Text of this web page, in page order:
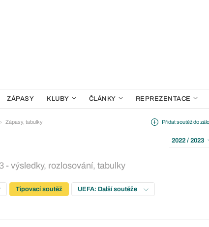
ZÁPASY KLUBY ČLÁNKY REPREZENTACE
Zápasy, tabulky
- výsledky, rozlosování, tabulky
Přidat soutěž do
2022 / 2023
Tipovací soutěž UEFA: Další soutěže